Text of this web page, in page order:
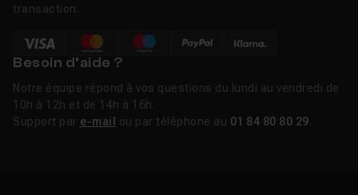
transaction.
Besoin d’aide ?
Notre équipe répond à vos questions du lundi au vendredi de
10h à 12h et de 14h à 16h.
Support par e-mail ou par téléphone au 01 84 80 80 29